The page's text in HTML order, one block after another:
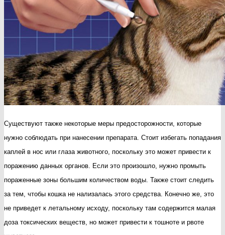
Существуют также некоторые меры предосторожности, которые
нужно соблюдать при нанесении препарата. Стоит избегать попадания
каплей в нос или глаза животного, поскольку это может привести к
поражению данных органов. Если это произошло, нужно промыть
пораженные зоны большим количеством воды. Также стоит следить
за тем, чтобы кошка не нализалась этого средства. Конечно же, это
не приведет к летальному исходу, поскольку там содержится малая
доза токсических веществ, но может привести к тошноте и рвоте